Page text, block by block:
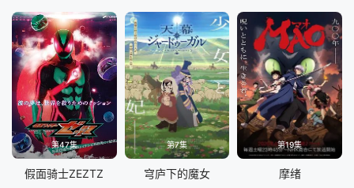
第47集
假面骑士ZEZTZ
第7集
穹庐下的魔女
第19集
摩绪